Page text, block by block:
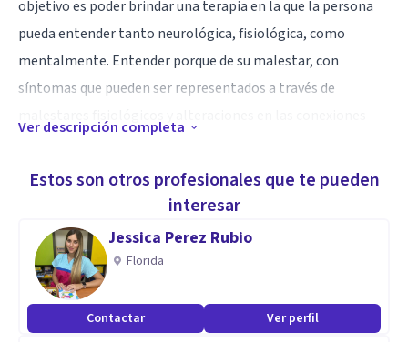
objetivo es poder brindar una terapia en la que la persona
pueda entender tanto neurológica, fisiológica, como
mentalmente. Entender porque de su malestar, con
síntomas que pueden ser representados a través de
Aptitudes
Neurorehabilitación y diplomado en Intervención y
Evaluación Psicológica. He trabajo con niños, adolescentes
y adultos.
Ver descripción completa
Estos son otros profesionales que te pueden
interesar
Jessica Perez Rubio
Florida
Contactar Ver perfil